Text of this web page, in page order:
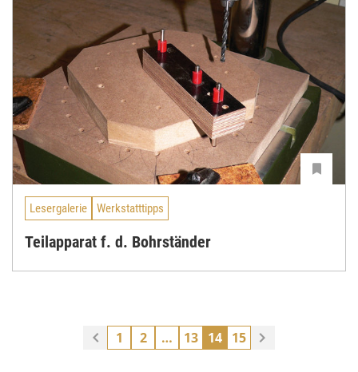
Lesergalerie Werkstatttipps
Teilapparat f. d. Bohrständer
1 2 … 13 14 15